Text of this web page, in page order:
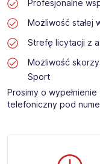
Profesjonalne
Możliwość stałej
Strefę licytacji z
Możliwość
Sport
Prosimy o
telefoniczny pod